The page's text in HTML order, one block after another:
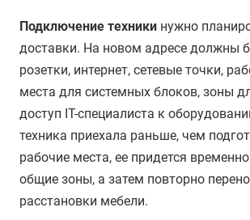
Подключение техники нужно
доставки. На новом адресе должны
розетки, интернет, сетевые точки,
места для системных блоков, зоны
доступ IT-специалиста к
техника приехала раньше, чем
рабочие места, ее придется
общие зоны, а затем повторно
расстановки мебели.